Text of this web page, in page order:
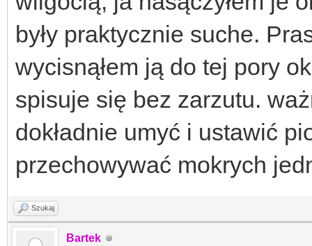
były praktycznie suche.
wycisnąłem ją do tej pory
spisuje się bez zarzutu.
dokładnie umyć i ustawić
przechowywać mokrych
Szukaj
Bartek